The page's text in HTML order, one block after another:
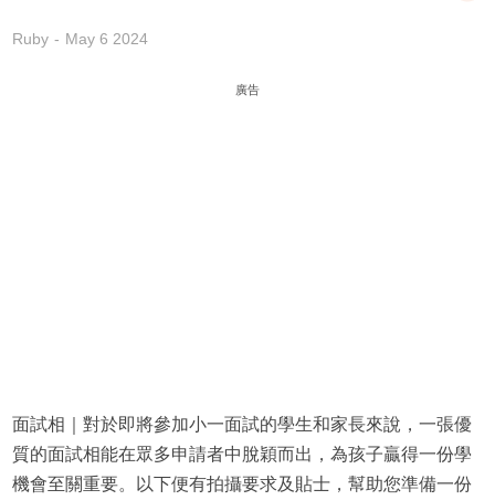
Ruby May 6 2024
廣告
面試相｜對於即將參加小一面試的學生和家長來說，一張優
質的面試相能在眾多申請者中脫穎而出，為孩子贏得一份學
機會至關重要。以下便有拍攝要求及貼士，幫助您準備一份